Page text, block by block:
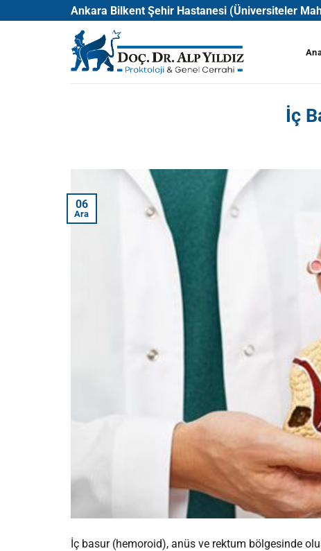
atla
Ankara Bilkent Şehir Hastanesi (Üniversiteler
İç
06
Ara
İç basur (hemoroid), anüs ve rektum bölgesinde